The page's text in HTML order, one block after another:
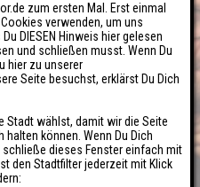
zum ersten Mal. Erst einmal
verwenden, um uns
DIESEN Hinweis hier gelesen
und schließen musst. Wenn Du
hier zu unserer
Seite besuchst, erklärst Du Dich
Stadt wählst, damit wir die Seite
können. Wenn Du Dich
dieses Fenster einfach mit
den Stadtfilter jederzeit mit Klick